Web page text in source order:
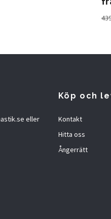
eller
Köp och
Kontakt
Hitta oss
Ångerrätt